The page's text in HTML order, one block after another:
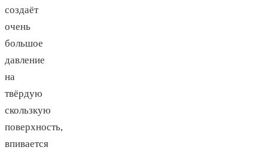
создаёт
очень
большое
давление
на
твёрдую
скользкую
поверхность,
впивается